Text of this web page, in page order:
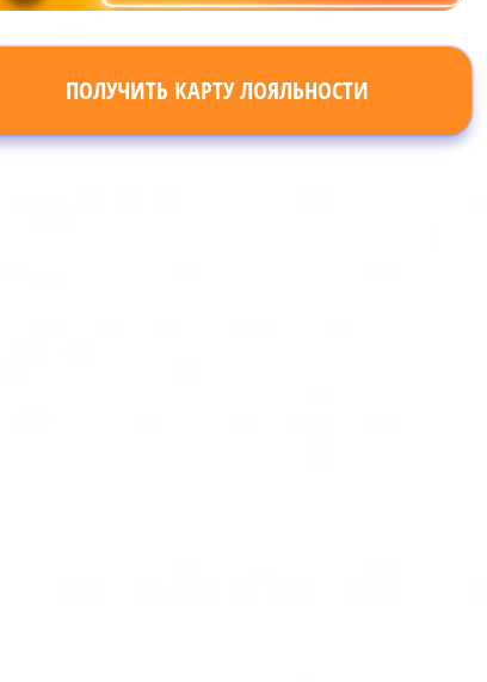
ПОЛУЧИТЬ КАРТУ ЛОЯЛЬНОСТИ